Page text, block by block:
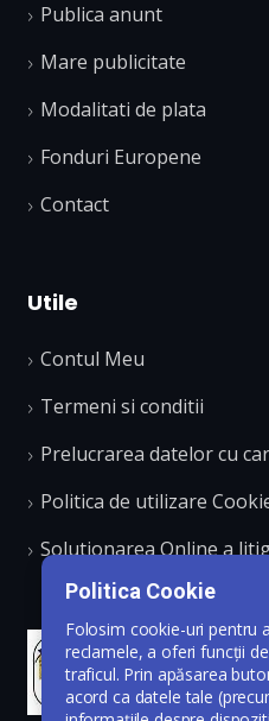
Publica anunt
Mare publicitate
Modalitati de plata
Fonduri Europene
Contact
Utile
Contul Meu
Termeni si conditii
Prelucrarea datelor cu
Politica de utilizare
Solutionarea Online a
Politica Cookie
Folosim cookie-uri pentru
reclamele, a oferi funcții
traficul. Prin apăsarea
acord ca datele tale